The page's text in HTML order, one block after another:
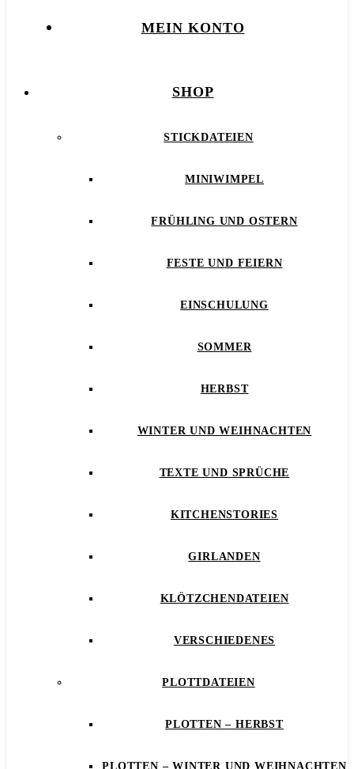
MEIN KONTO
SHOP
STICKDATEIEN
MINIWIMPEL
FRÜHLING UND OSTERN
FESTE UND FEIERN
EINSCHULUNG
SOMMER
HERBST
WINTER UND WEIHNACHTEN
TEXTE UND SPRÜCHE
KITCHENSTORIES
GIRLANDEN
KLÖTZCHENDATEIEN
VERSCHIEDENES
PLOTTDATEIEN
PLOTTEN – HERBST
PLOTTEN – WINTER UND WEIHNACHTEN